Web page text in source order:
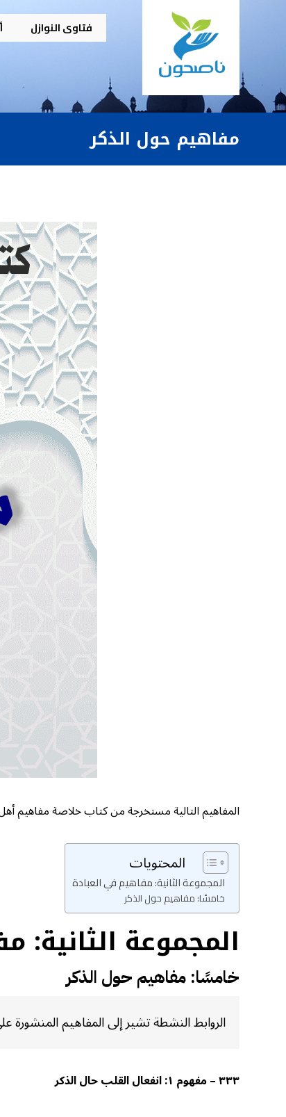
فتاوى النوازل
مفاهيم حول الذكر
المفاهيم التالية مستخرجة من كتاب خلاصة مفاهيم
المحتويات
المجموعة الثانية: مفاهيم في العبادة
خامسًا: مفاهيم حول الذكر
المجموعة الثانية:
خامسًا: مفاهيم حول الذكر
الروابط النشطة تشير إلى المفاهيم المنشورة
٣٣٣ – مفهوم ١: انفعال القلب حال الذكر